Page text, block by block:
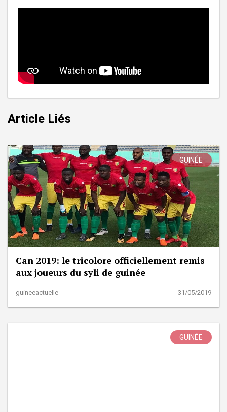
Article Liés
GUINÉE
Can 2019: le tricolore officiellement remis
aux joueurs du syli de guinée
guineeactuelle 31/05/2019
GUINÉE